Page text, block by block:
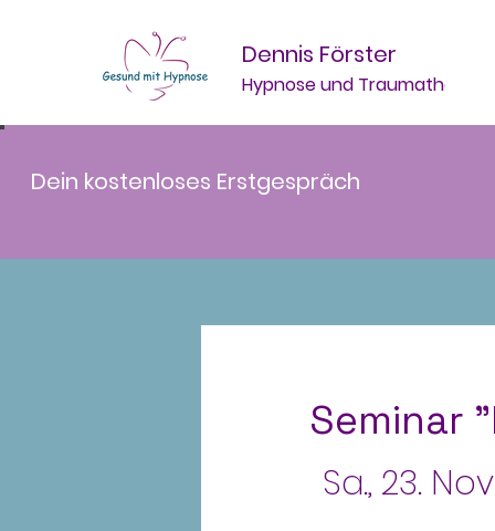
Dennis Förster
Hypnose und Traumatherapie
Dein kostenloses Erstgespräch
Seminar
Sa., 23.